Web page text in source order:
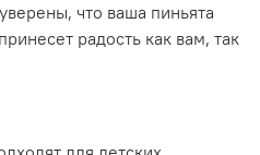
что ваша пиньята
радость как вам, так